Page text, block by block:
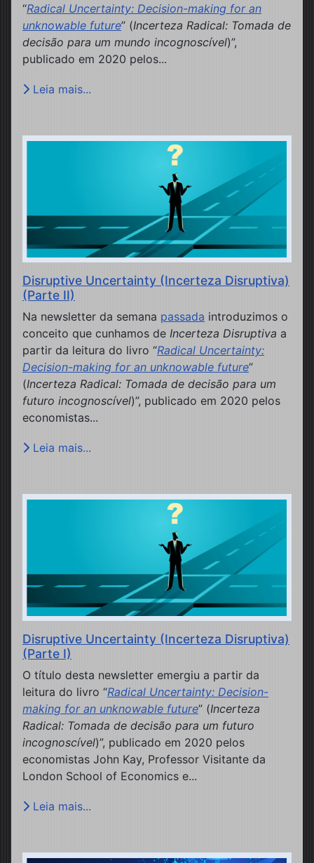
“Radical Uncertainty: Decision-making for an
unknowable future” (Incerteza Radical: Tomada de
decisão para um mundo incognoscível)”,
publicado em 2020 pelos...
Leia mais...
Disruptive Uncertainty (Incerteza Disruptiva)
(Parte II)
Na newsletter da semana passada introduzimos o
conceito que cunhamos de Incerteza Disruptiva a
partir da leitura do livro “Radical Uncertainty:
Decision-making for an unknowable future”
(Incerteza Radical: Tomada de decisão para um
futuro incognoscível)”, publicado em 2020 pelos
economistas...
Leia mais...
Disruptive Uncertainty (Incerteza Disruptiva)
(Parte I)
O título desta newsletter emergiu a partir da
leitura do livro “Radical Uncertainty: Decision-
making for an unknowable future” (Incerteza
Radical: Tomada de decisão para um futuro
incognoscível)”, publicado em 2020 pelos
economistas John Kay, Professor Visitante da
London School of Economics e...
Leia mais...